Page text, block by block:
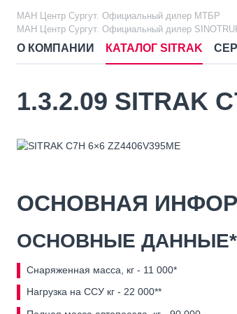
МАН Центр Сургут. Официальный дилер МТБР
МАН Центр Сургут. Официальный дилер
О КОМПАНИИ КАТАЛОГ SITRAK
1.3.2.09 SITRAK
ОСНОВНАЯ
ОСНОВНЫЕ ДАННЫЕ*
Cнаряженная масса, кг - 11 000*
Нагрузка на ССУ кг - 22 000**